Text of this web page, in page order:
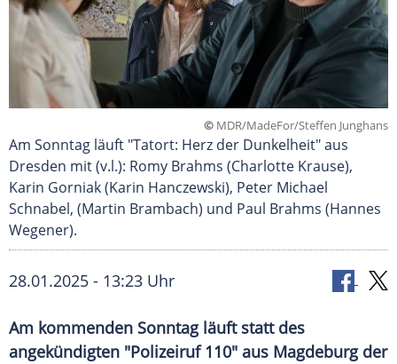
© MDR/MadeFor/Steffen Junghans
Am Sonntag läuft "Tatort: Herz der Dunkelheit" aus
Dresden mit (v.l.): Romy Brahms (Charlotte Krause),
Karin Gorniak (Karin Hanczewski), Peter Michael
Schnabel, (Martin Brambach) und Paul Brahms (Hannes
Wegener).
28.01.2025 - 13:23 Uhr
Am kommenden Sonntag läuft statt des
angekündigten "Polizeiruf 110" aus Magdeburg der